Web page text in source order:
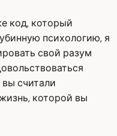
код, который
психологию, я
свой разум
считали
которой вы